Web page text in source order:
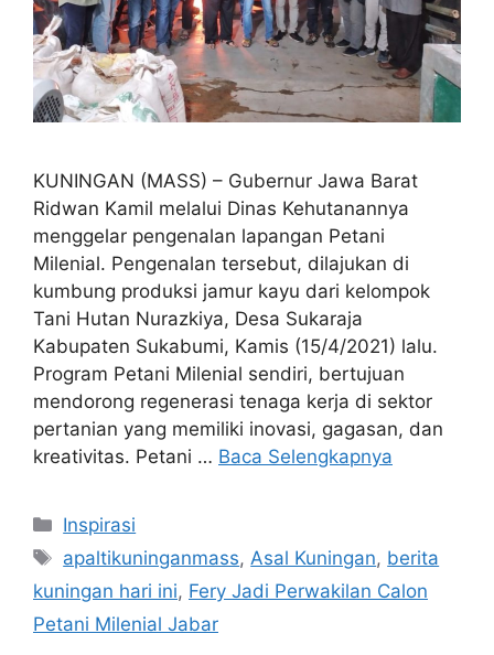
KUNINGAN (MASS) – Gubernur Jawa Barat
Ridwan Kamil melalui Dinas Kehutanannya
menggelar pengenalan lapangan Petani
Milenial. Pengenalan tersebut, dilajukan di
kumbung produksi jamur kayu dari kelompok
Tani Hutan Nurazkiya, Desa Sukaraja
Kabupaten Sukabumi, Kamis (15/4/2021) lalu.
Program Petani Milenial sendiri, bertujuan
mendorong regenerasi tenaga kerja di sektor
pertanian yang memiliki inovasi, gagasan, dan
kreativitas. Petani … Baca Selengkapnya
Kategori
Inspirasi
Tag
apaltikuninganmass,Asal Kuningan, berita
kuningan hari ini, Fery Jadi Perwakilan Calon
Petani Milenial Jabar